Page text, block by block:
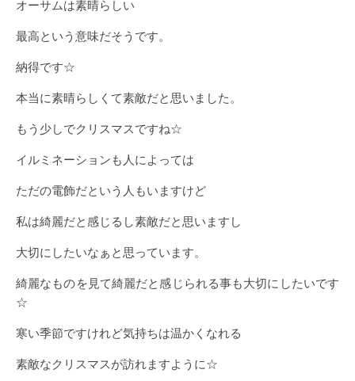
オーサムは素晴らしい
最高という意味だそうです。
納得です☆
本当に素晴らしくて素敵だと思いました。
もう少しでクリスマスですね☆
イルミネーションも人によっては
ただの電飾だという人もいますけど
私は綺麗だと感じるし素敵だと思いますし
大切にしたいなぁと思っています。
綺麗なものを見て綺麗だと感じられる事も大切にしたいです
☆
寒い季節ですけれど気持ちは温かくなれる
素敵なクリスマスが訪れますように☆